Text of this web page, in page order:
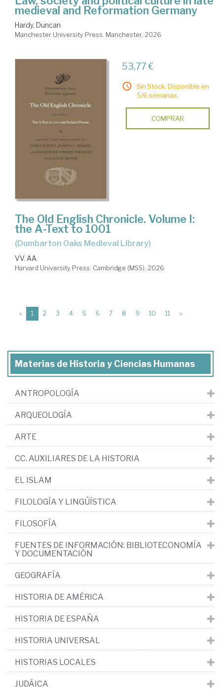
medieval and Reformation Germany
Hardy, Duncan
Manchester University Press. Manchester, 2026
53,77 €
Sin Stock. Disponible en
5/6 semanas.
COMPRAR
The Old English Chronicle. Volume I:
the A-Text to 1001
(Dumbarton Oaks Medieval Library)
VV. AA.
Harvard University Press. Cambridge (MSS), 2026
« 1 (current)
2 3 4 5 6 7 8 9 10 11 »
Materias de Historia y Ciencias Humanas
ANTROPOLOGÍA
ARQUEOLOGÍA
ARTE
CC. AUXILIARES DE LA HISTORIA
EL ISLAM
FILOLOGÍA Y LINGÜÍSTICA
FILOSOFÍA
FUENTES DE INFORMACIÓN: BIBLIOTECONOMÍA
Y DOCUMENTACIÓN
GEOGRAFÍA
HISTORIA DE AMÉRICA
HISTORIA DE ESPAÑA
HISTORIA UNIVERSAL
HISTORIAS LOCALES
JUDÁICA